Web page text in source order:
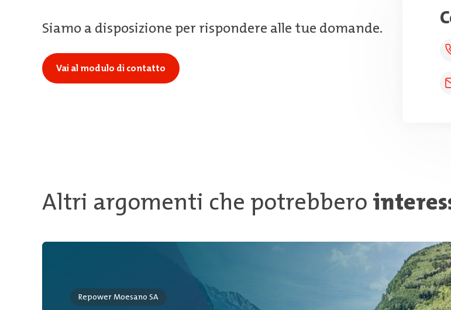
Siamo a disposizione per rispondere alle tue domande.
Vai al modulo di contatto
Altri argomenti che potrebbero
Repower Moesano SA